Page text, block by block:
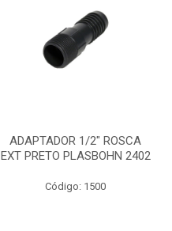
ADAPTADOR 1/2" ROSCA
EXT PRETO PLASBOHN 2402
Código: 1500